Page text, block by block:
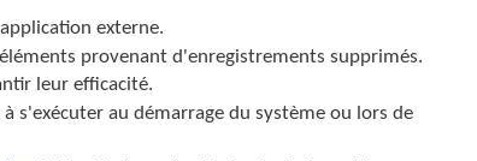
externe.
provenant d'enregistrements supprimés.
leur efficacité.
s'exécuter au démarrage du système ou lors de